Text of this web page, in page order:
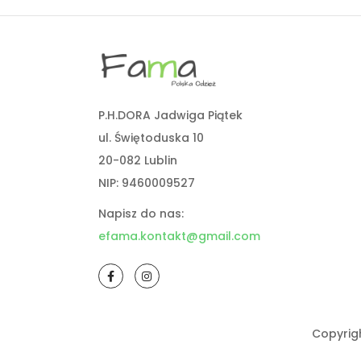
P.H.DORA Jadwiga Piątek
ul. Świętoduska 10
20-082 Lublin
NIP: 9460009527
Napisz do nas:
efama.kontakt@gmail.com